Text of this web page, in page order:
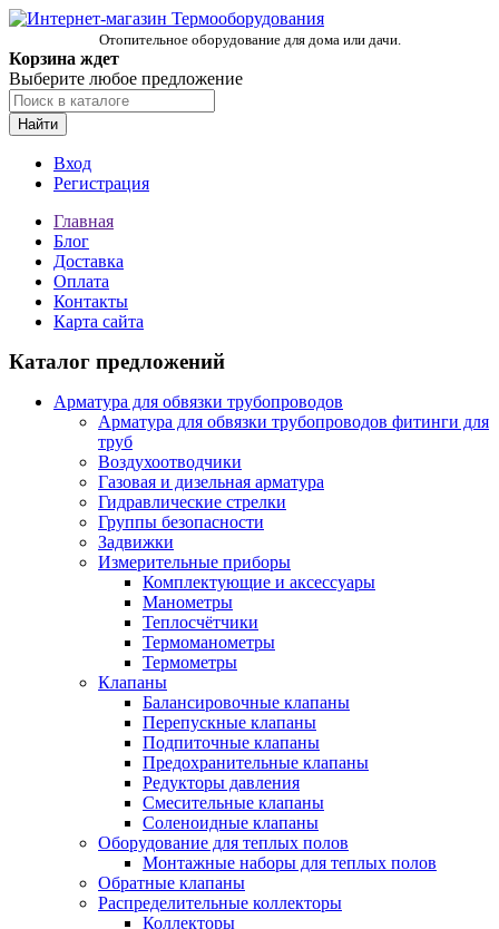
Отопительное оборудование для дома или дачи.
Корзина ждет
Выберите любое предложение
Найти
Вход
Регистрация
Главная
Блог
Доставка
Оплата
Контакты
Карта сайта
Каталог предложений
Арматура для обвязки трубопроводов
Арматура для обвязки трубопроводов фитинги для
труб
Воздухоотводчики
Газовая и дизельная арматура
Гидравлические стрелки
Группы безопасности
Задвижки
Измерительные приборы
Комплектующие и аксессуары
Манометры
Теплосчётчики
Термоманометры
Термометры
Клапаны
Балансировочные клапаны
Перепускные клапаны
Подпиточные клапаны
Предохранительные клапаны
Редукторы давления
Смесительные клапаны
Соленоидные клапаны
Оборудование для теплых полов
Монтажные наборы для теплых полов
Обратные клапаны
Распределительные коллекторы
Коллекторы